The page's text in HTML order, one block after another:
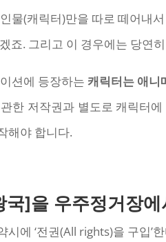
물(캐릭터)만을 따로 떼어내
죠. 그리고 이 경우에는 당연히
션에 등장하는 캐릭터는 애니
한 저작권과 별도로 캐릭터
해야 합니다.
국]을 우주정거장
시에 ‘전권(All rights)을 구입